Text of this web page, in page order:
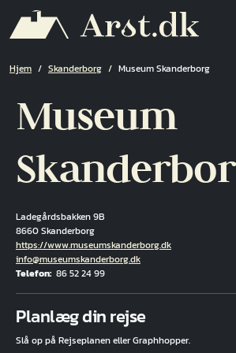
Brødkrumme
Hjem Skanderborg Museum Skanderborg
Museum
Ladegårdsbakken 9B
8660 Skanderborg
Hjemmeside
https://www.museumskanderborg.dk
E-mail
info@museumskanderborg.dk
Telefon 86 52 24 99
Planlæg din rejse
Slå op på Rejseplanen eller Graphhopper.